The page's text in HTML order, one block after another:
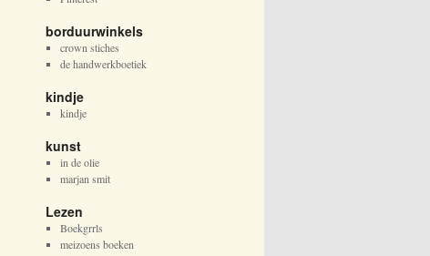
borduurwinkels
crown stiches
de handwerkboetiek
kindje
kindje
kunst
in de olie
marjan smit
Lezen
Boekgrrls
meizoens boeken